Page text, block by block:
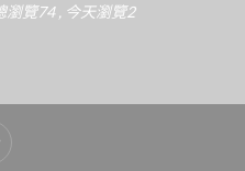
瀏覽74 , 今天瀏覽2